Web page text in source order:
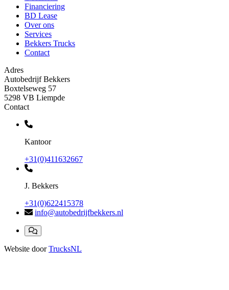
Financiering
BD Lease
Over ons
Services
Bekkers Trucks
Contact
Adres
Autobedrijf Bekkers
Boxtelseweg 57
5298 VB Liempde
Contact
Kantoor
+31(0)411632667
J. Bekkers
+31(0)622415378
info@autobedrijfbekkers.nl
Website door TrucksNL